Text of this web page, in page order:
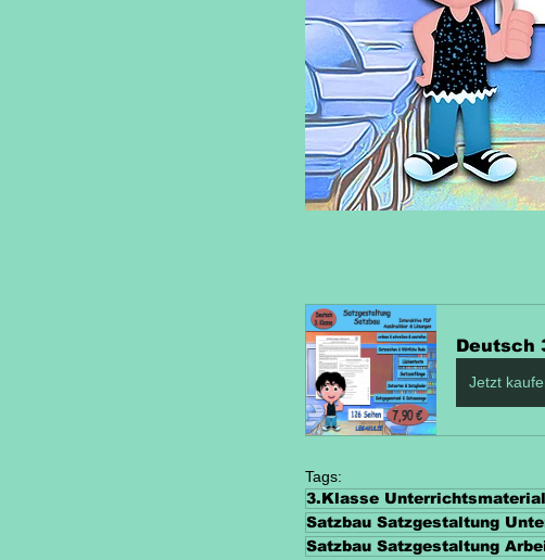
Deutsch
Jetzt
Tags:
3.Klasse
Satzbau Satzgestaltung
Satzbau Satzgestaltung